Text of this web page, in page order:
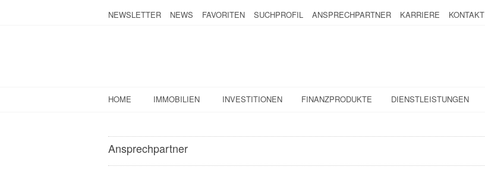
NEWSLETTER NEWS FAVORITEN SUCHPROFIL ANSPRECHPARTNER KARRIERE KONTAKT
HOME IMMOBILIEN INVESTITIONEN FINANZPRODUKTE DIENSTLEISTUNGEN
Ansprechpartner